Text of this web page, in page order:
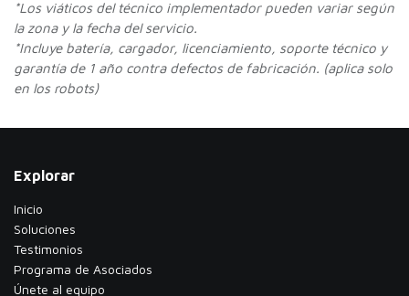
*Los viáticos del técnico implementador pueden variar según
la zona y la fecha del servicio.
*Incluye batería, cargador, licenciamiento, soporte técnico y
garantía de 1 año contra defectos de fabricación. (aplica solo
en los robots)
Explorar
Inicio
Soluciones
Testimonios
​Programa de Asociados
Únete al equipo